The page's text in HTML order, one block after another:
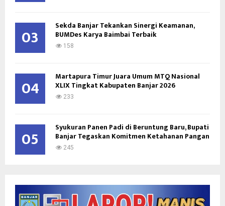
03 Sekda Banjar Tekankan Sinergi Keamanan,
BUMDes Karya Baimbai Terbaik
158
04 Martapura Timur Juara Umum MTQ Nasional
XLIX Tingkat Kabupaten Banjar 2026
233
05 Syukuran Panen Padi di Beruntung Baru, Bupati
Banjar Tegaskan Komitmen Ketahanan Pangan
245